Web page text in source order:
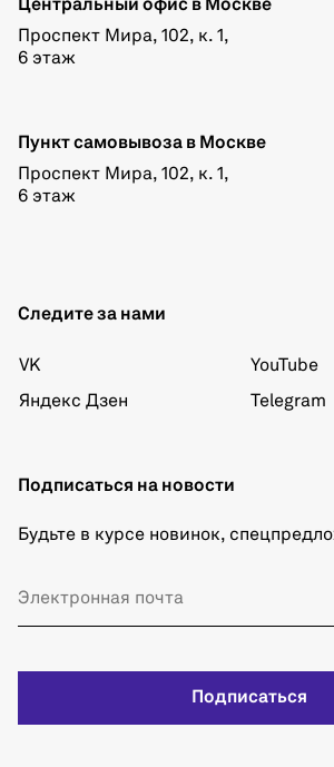
Центральный офис в Москве
Проспект Мира, 102, к. 1,
6 этаж
Пункт самовывоза в Москве
Проспект Мира, 102, к. 1,
6 этаж
Следите за нами
VK
Яндекс Дзен
YouTube
Telegram
Подписаться на новости
Будьте в курсе новинок,
Подписаться